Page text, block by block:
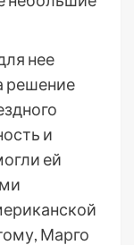
нее
решение
и
ей
Марго